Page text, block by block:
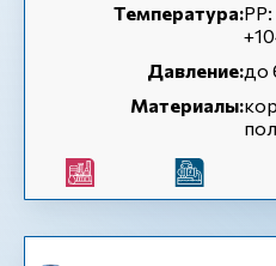
Температура:РР:
Давление:до
Материалы: